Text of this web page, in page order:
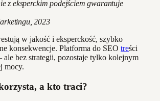
z eksperckim podejściem gwarantuje
2023
w jakość i eksperckość, szybko
konsekwencje. Platforma do SEO treści
ale bez strategii, pozostaje tylko kolejnym
mocy.
a kto traci?